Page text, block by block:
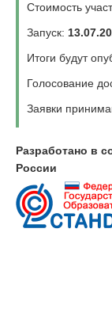
Стоимость
Запуск:
Итоги будут
Голосование
Заявки
Разработано в
России